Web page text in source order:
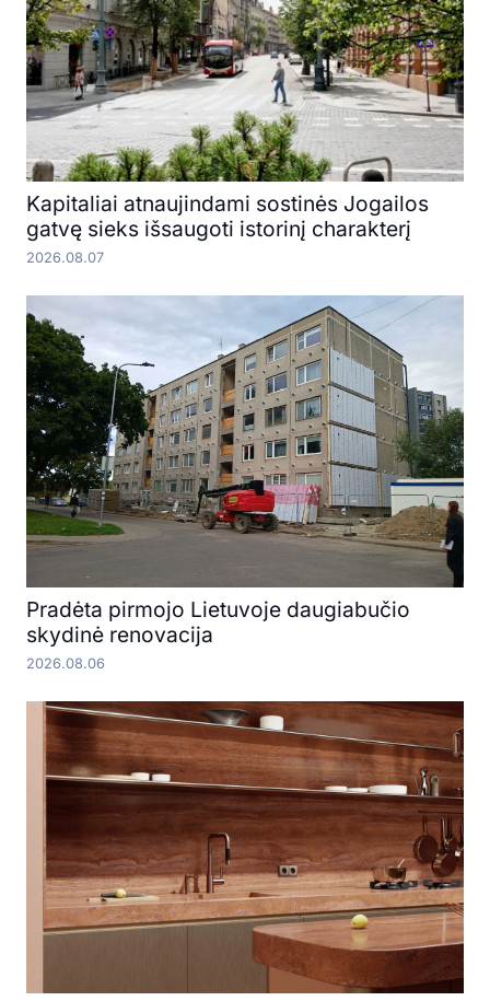
Kapitaliai atnaujindami sostinės Jogailos
gatvę sieks išsaugoti istorinį charakterį
2026.08.07
Pradėta pirmojo Lietuvoje daugiabučio
skydinė renovacija
2026.08.06